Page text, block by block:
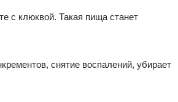
с клюквой. Такая пища станет
снятие воспалений, убирает